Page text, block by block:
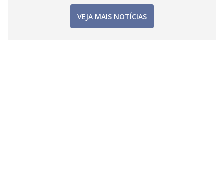
VEJA MAIS NOTÍCIAS